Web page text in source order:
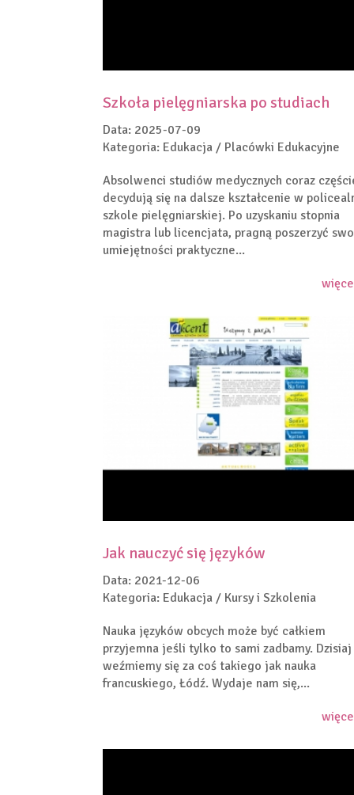
Szkoła pielęgniarska po studiach
Data: 2025-07-09
Kategoria: Edukacja / Placówki Edukacyjne
Absolwenci studiów medycznych coraz
decydują się na dalsze kształcenie w
szkole pielęgniarskiej. Po uzyskaniu stopnia
magistra lub licencjata, pragną poszerzyć
umiejętności praktyczne...
Jak nauczyć się języków
Data: 2021-12-06
Kategoria: Edukacja / Kursy i Szkolenia
Nauka języków obcych może być całkiem
przyjemna jeśli tylko to sami zadbamy. Dzisiaj
weźmiemy się za coś takiego jak nauka
francuskiego, Łódź. Wydaje nam się,...